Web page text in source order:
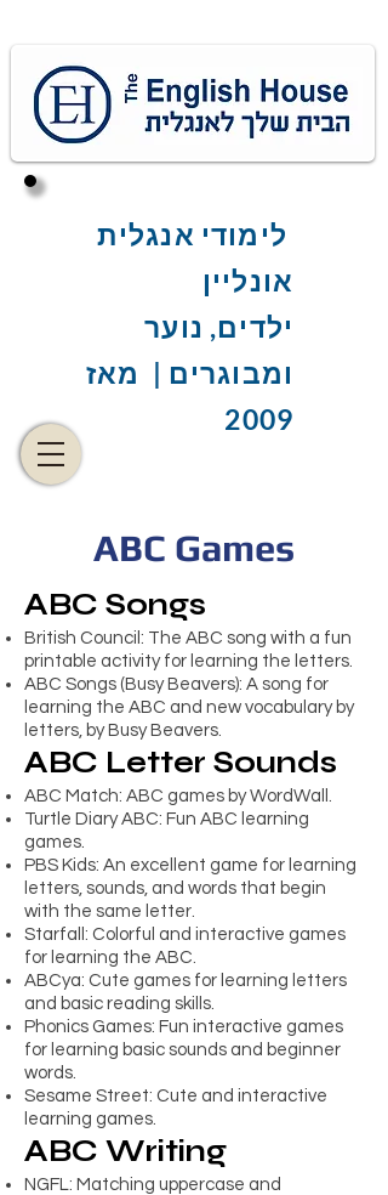
לימודי אנגלית
אונליין
ילדים, נוער
ומבוגרים | מאז
2009
ABC Games
ABC Songs
British Council: The ABC song with a fun
printable activity for learning the letters.
ABC Songs (Busy Beavers): A song for
learning the ABC and new vocabulary by
letters, by Busy Beavers.
ABC Letter Sounds
ABC Match: ABC games by WordWall.
Turtle Diary ABC: Fun ABC learning
games.
PBS Kids: An excellent game for learning
letters, sounds, and words that begin
with the same letter.
Starfall: Colorful and interactive games
for learning the ABC.
ABCya: Cute games for learning letters
and basic reading skills.
Phonics Games: Fun interactive games
for learning basic sounds and beginner
words.
Sesame Street: Cute and interactive
learning games.
ABC Writing
NGFL: Matching uppercase and